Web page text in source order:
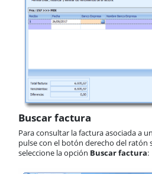
Buscar factura
Para consultar la factura asociada a
pulse con el botón derecho del ratón
seleccione la opción Buscar factura: